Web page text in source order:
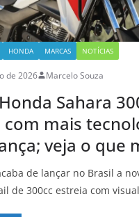
HONDA MARCAS NOTÍCIAS
de 2026 Marcelo Souza
Sahara
com mais
veja o que
de lançar no Brasil a
de 300cc estreia com